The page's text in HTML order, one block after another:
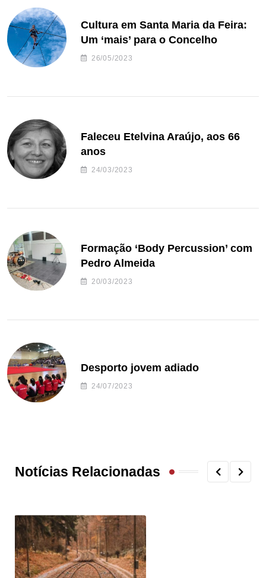
Cultura em Santa Maria da Feira:
Um ‘mais’ para o Concelho
26/05/2023
Faleceu Etelvina Araújo, aos 66
anos
24/03/2023
Formação ‘Body Percussion’ com
Pedro Almeida
20/03/2023
Desporto jovem adiado
24/07/2023
Notícias Relacionadas